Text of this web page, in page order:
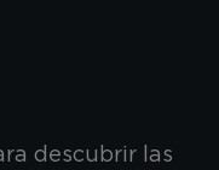
descubrir las